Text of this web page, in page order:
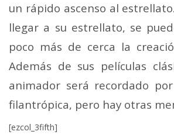
un rápido ascenso al
llegar a su estrellato, se
poco más de cerca la
Además de sus películas
animador será recordado
filantrópica, pero hay otras
[ezcol_3fifth]